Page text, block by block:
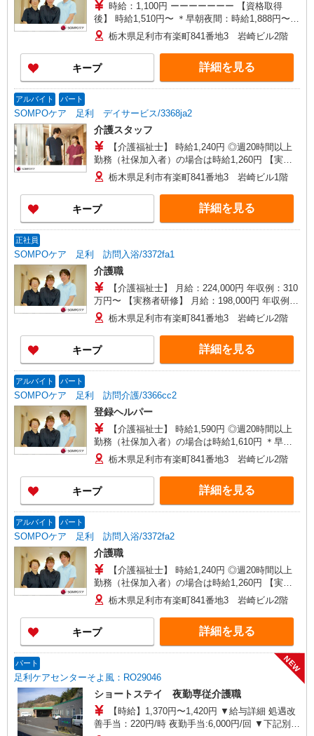
時給：1,100円 ーーーーーーー 【資格取得
後】 時給1,510円〜 ＊早朝夜間：時給1,888円〜
＊日曜祝日：時給1,810円〜 ーーーーーーー
栃木県足利市有楽町841番地3 岩崎ビル2階
キープ 詳細を見る
アルバイト パート
SOMPOケア 足利 デイサービス/3368ja2
介護スタッフ
【介護福祉士】 時給1,240円 ◎週20時間以上
勤務（社保加入者）の場合は時給1,260円 【実務
者研修・初任者研修（ヘルパー1級・2級）】 時給
1,160円 ◎週20時間以上勤務（社保加入者）の場
合は時給1,180円
栃木県足利市有楽町841番地3 岩崎ビル1階
キープ 詳細を見る
正社員
SOMPOケア 足利 訪問入浴/3372fa1
介護職
【介護福祉士】 月給：224,000円 年収例：310
万円〜 【実務者研修】 月給：198,000円 年収例：
275万円〜 【初任者研修・無資格】 月給：
192,000円 年収例：270万円〜 ※職務手当、働き
がい向上手当、日祝手当（月平均2回分）等、毎月
平均的に支払われる手当を含みます。 ※介護福祉
士のみ、特別職務手当も含む ◎残業時は別途時間
月分/年支給
栃木県足利市有楽町841番地3 岩崎ビル2階
キープ 詳細を見る
アルバイト パート
SOMPOケア 足利 訪問介護/3366cc2
登録ヘルパー
【介護福祉士】 時給1,590円 ◎週20時間以上
勤務（社保加入者）の場合は時給1,610円 ＊早朝
夜間（〜8:00、18:00〜）：時給1,988円〜 ＊日曜
祝日：時給1,890円〜 【実務者研修・初任者研修
（ヘルパー1級・2級）】 時給1,510円 ◎週20時間
以上勤務（社保加入者）の場合は時給1,530円 ＊
早朝夜間（〜8:00、18:00〜）：時給1,888円〜 ＊
が同時給 ◎キャンセル手当：職務時給の60％支給
栃木県足利市有楽町841番地3 岩崎ビル2階
キープ 詳細を見る
アルバイト パート
SOMPOケア 足利 訪問入浴/3372fa2
介護職
【介護福祉士】 時給1,240円 ◎週20時間以上
勤務（社保加入者）の場合は時給1,260円 【実務
者研修・初任者研修（ヘルパー1級・2級）】 時給
1,160円 ◎週20時間以上勤務（社保加入者）の場
合は時給1,180円
栃木県足利市有楽町841番地3 岩崎ビル2階
キープ 詳細を見る
パート
足利ケアセンターそよ風：RO29046
NEW
ショートステイ 夜勤専従介護職
【時給】1,370円〜1,420円 ▼給与詳細 処遇改
善手当：220円/時 夜勤手当:6,000円/回 ▼下記別途